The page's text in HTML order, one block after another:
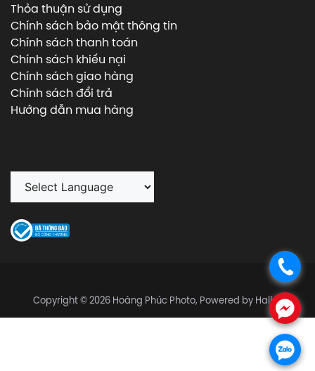
.
.
.
Thỏa thuận sử dụng
Chính sách bảo mật thông tin
Chính sách thanh toán
Chính sách khiếu nại
Chính sách giao hàng
Chính sách đổi trả
Hướng dẫn mua hàng
Copyright © 2026 Hoàng Phúc Photo, Powered by Halley